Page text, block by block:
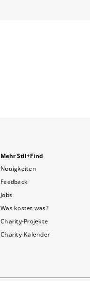
Mehr Stil+Find
Neuigkeiten
Feedback
Jobs
Was kostet was?
Charity-Projekte
Charity-Kalender